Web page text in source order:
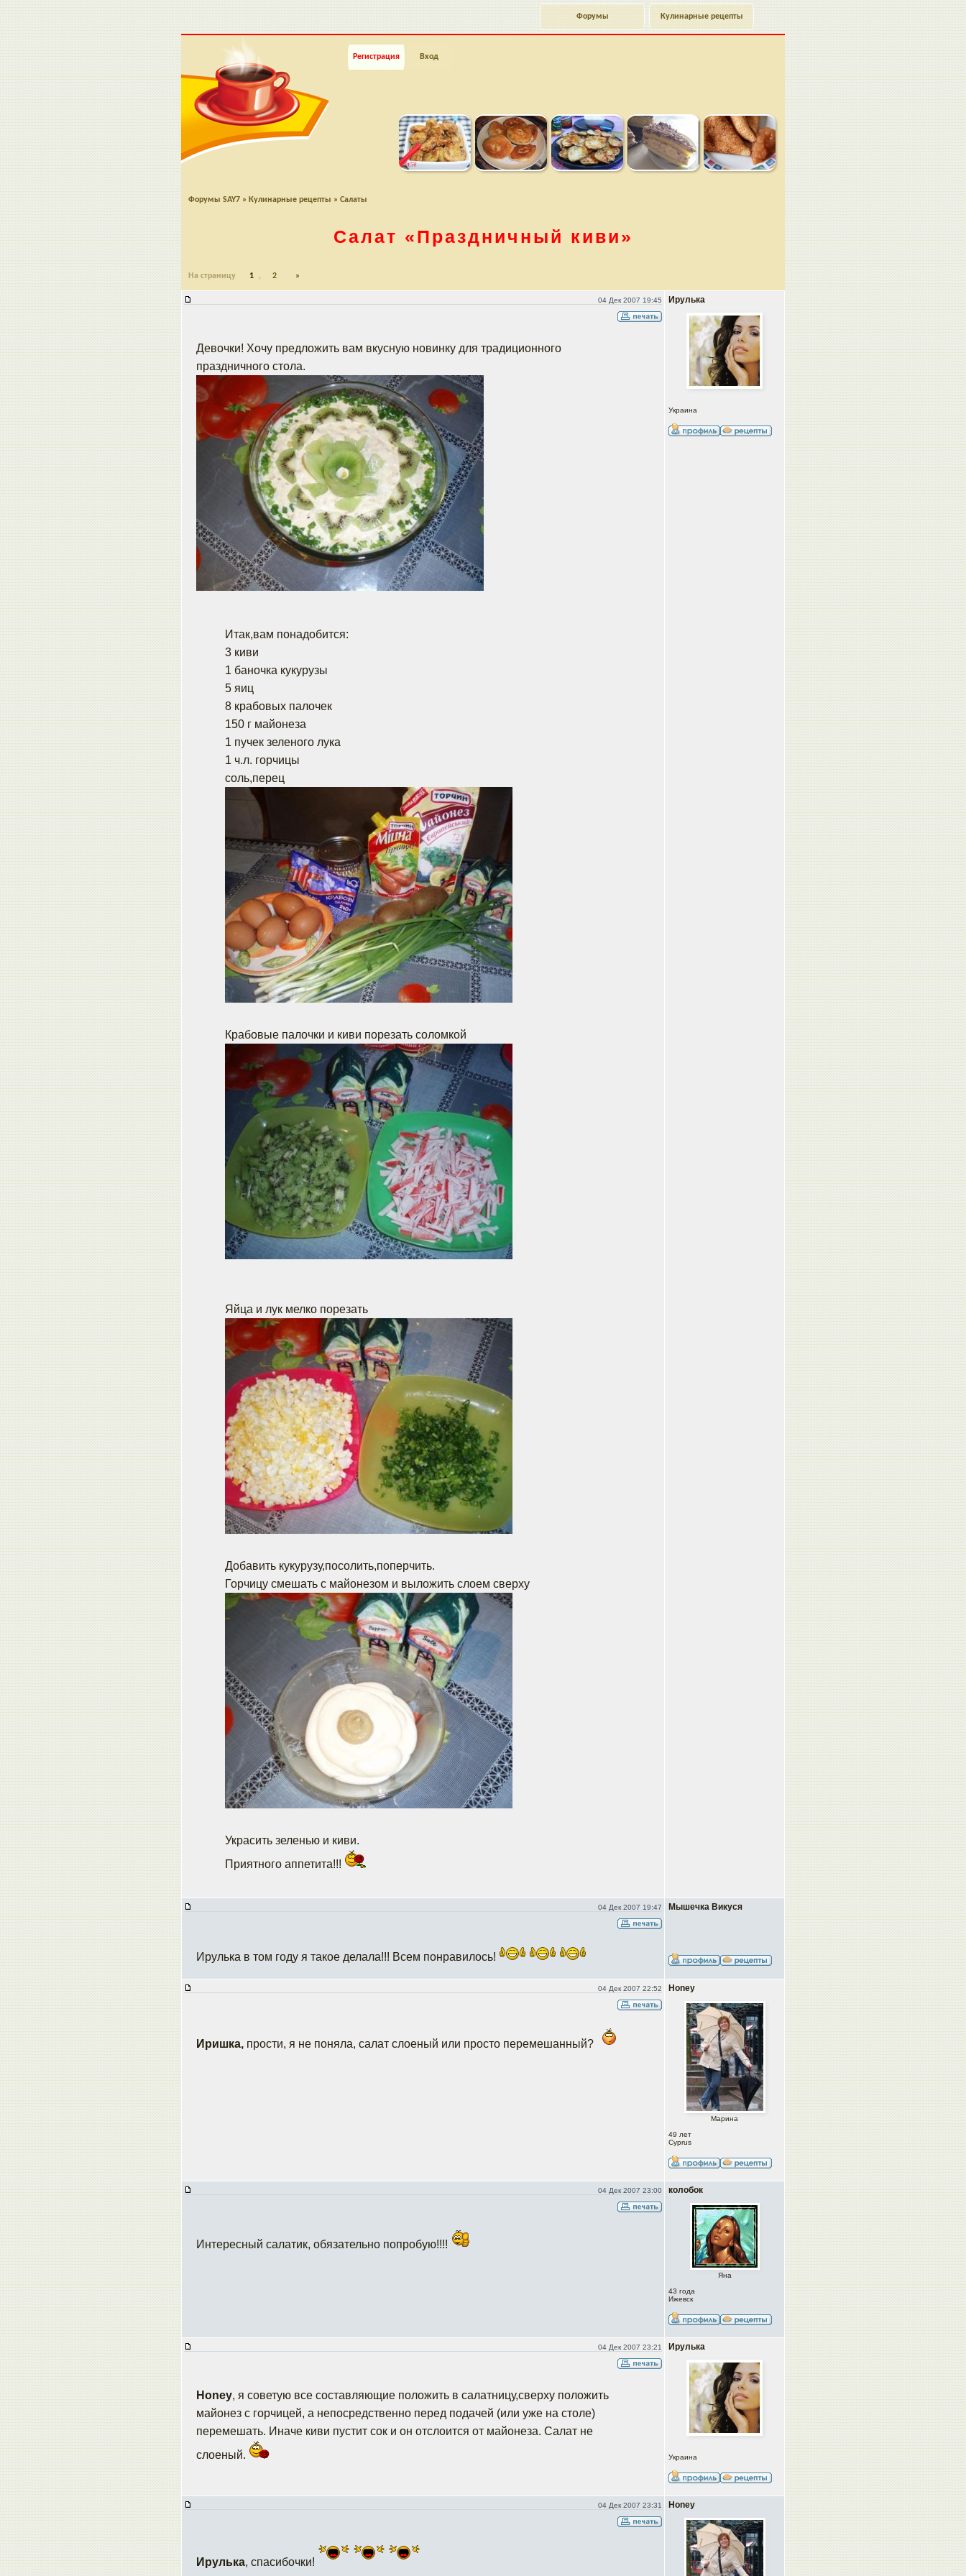
Кулинарные рецепты
Форумы
Регистрация Вход
Форумы SAY7 » Кулинарные рецепты » Салаты
Салат «Праздничный киви»
На страницу 1 , 2 »
04 Дек 2007 19:45 Ирулька
Украина
Девочки! Хочу предложить вам вкусную новинку для традиционного
праздничного стола.
Итак,вам понадобится:
3 киви
1 баночка кукурузы
5 яиц
8 крабовых палочек
150 г майонеза
1 пучек зеленого лука
1 ч.л. горчицы
соль,перец
Крабовые палочки и киви порезать соломкой
Яйца и лук мелко порезать
Добавить кукурузу,посолить,поперчить.
Горчицу смешать с майонезом и выложить слоем сверху
Украсить зеленью и киви.
Приятного аппетита!!!
04 Дек 2007 19:47 Мышечка Викуся
Ирулька в том году я такое делала!!! Всем понравилось!
04 Дек 2007 22:52 Honey
Марина
49 лет
Cyprus
Иришка, прости, я не поняла, салат слоеный или просто перемешанный?
04 Дек 2007 23:00 колобок
Яна
43 года
Ижевск
Интересный салатик, обязательно попробую!!!!
04 Дек 2007 23:21 Ирулька
Украина
Honey, я советую все составляющие положить в салатницу,сверху положить
майонез с горчицей, а непосредственно перед подачей (или уже на столе)
перемешать. Иначе киви пустит сок и он отслоится от майонеза. Салат не
слоеный.
04 Дек 2007 23:31 Honey
Ирулька, спасибочки!